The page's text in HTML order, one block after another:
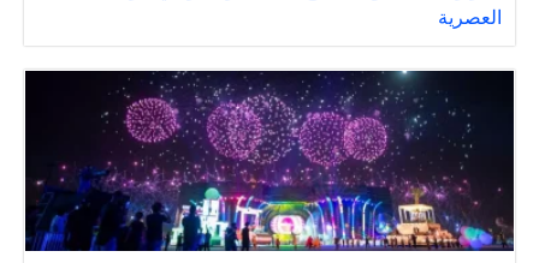
العصرية